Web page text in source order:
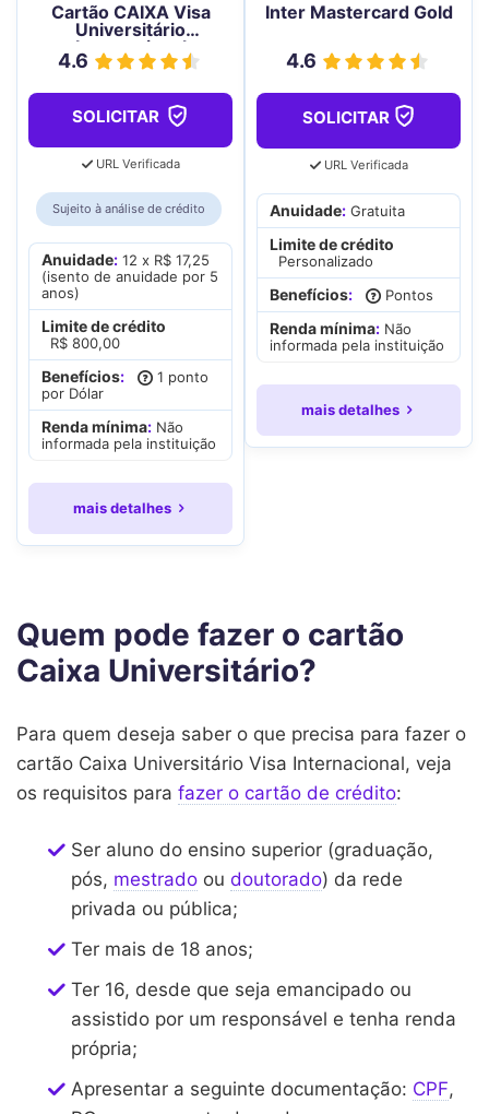
Cartão CAIXA Visa
Universitário
Internacional
4.6
SOLICITAR
URL Verificada
Sujeito à análise de crédito
Anuidade: 12 x R$ 17,25
(isento de anuidade por 5
anos)
Limite de crédito
R$ 800,00
Benefícios:
1 ponto
por Dólar
Renda mínima: Não
informada pela instituição
mais detalhes
Inter Mastercard Gold
4.6
SOLICITAR
URL Verificada
Anuidade: Gratuita
Limite de crédito
Personalizado
Benefícios: Pontos
Renda mínima: Não
informada pela instituição
mais detalhes
Quem pode fazer o cartão
Caixa Universitário?
Para quem deseja saber o que precisa para fazer o
cartão Caixa Universitário Visa Internacional, veja
os requisitos para fazer o cartão de crédito:
Ser aluno do ensino superior (graduação,
pós, mestradoou doutorado) da rede
privada ou pública;
Ter mais de 18 anos;
Ter 16, desde que seja emancipado ou
assistido por um responsável e tenha renda
própria;
Apresentar a seguinte documentação: CPF,